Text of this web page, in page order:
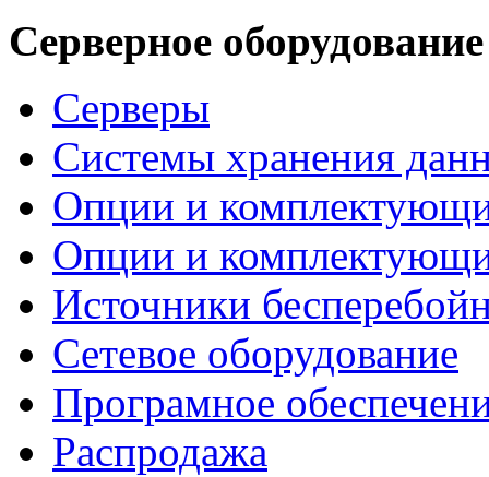
Серверное оборудование
Серверы
Системы хранения
Опции и
Опции и
Источники
Сетевое оборудование
Програмное
Распродажа